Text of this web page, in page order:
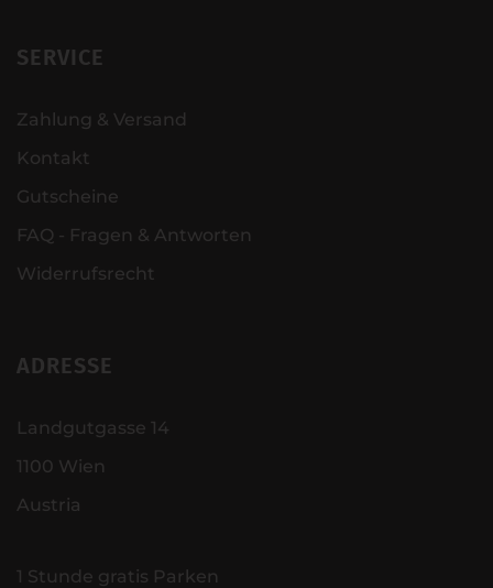
SERVICE
Zahlung & Versand
Kontakt
Gutscheine
FAQ - Fragen & Antworten
Widerrufsrecht
ADRESSE
Landgutgasse 14
1100 Wien
Austria
1 Stunde gratis Parken